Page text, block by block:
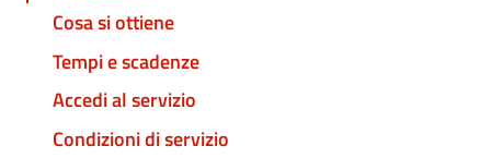
Cosa si ottiene
Tempi e scadenze
Accedi al servizio
Condizioni di servizio